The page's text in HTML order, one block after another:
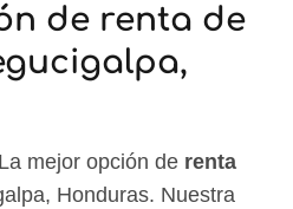
de renta de
mejor opción de renta
Honduras. Nuestra